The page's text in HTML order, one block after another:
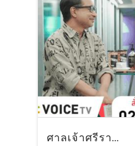
ศาลเจ้าศรีรา...